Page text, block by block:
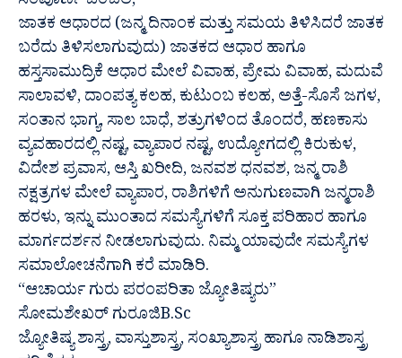
ಜಾತಕ ಆಧಾರದ (ಜನ್ಮ ದಿನಾಂಕ ಮತ್ತು ಸಮಯ ತಿಳಿಸಿದರೆ ಜಾತಕ
ಬರೆದು ತಿಳಿಸಲಾಗುವುದು) ಜಾತಕದ ಆಧಾರ ಹಾಗೂ
ಹಸ್ತಸಾಮುದ್ರಿಕೆ ಆಧಾರ ಮೇಲೆ ವಿವಾಹ, ಪ್ರೇಮ ವಿವಾಹ, ಮದುವೆ
ಸಾಲಾವಳಿ, ದಾಂಪತ್ಯ ಕಲಹ, ಕುಟುಂಬ ಕಲಹ, ಅತ್ತೆ-ಸೊಸೆ ಜಗಳ,
ಸಂತಾನ ಭಾಗ್ಯ, ಸಾಲ ಬಾಧೆ, ಶತ್ರುಗಳಿಂದ ತೊಂದರೆ, ಹಣಕಾಸು
ವ್ಯವಹಾರದಲ್ಲಿ ನಷ್ಟ, ವ್ಯಾಪಾರ ನಷ್ಟ, ಉದ್ಯೋಗದಲ್ಲಿ ಕಿರುಕುಳ,
ವಿದೇಶ ಪ್ರವಾಸ, ಆಸ್ತಿ ಖರೀದಿ, ಜನವಶ ಧನವಶ, ಜನ್ಮ ರಾಶಿ
ನಕ್ಷತ್ರಗಳ ಮೇಲೆ ವ್ಯಾಪಾರ, ರಾಶಿಗಳಿಗೆ ಅನುಗುಣವಾಗಿ ಜನ್ಮರಾಶಿ
ಹರಳು, ಇನ್ನು ಮುಂತಾದ ಸಮಸ್ಯೆಗಳಿಗೆ ಸೂಕ್ತ ಪರಿಹಾರ ಹಾಗೂ
ಮಾರ್ಗದರ್ಶನ ನೀಡಲಾಗುವುದು. ನಿಮ್ಮ ಯಾವುದೇ ಸಮಸ್ಯೆಗಳ
ಸಮಾಲೋಚನೆಗಾಗಿ ಕರೆ ಮಾಡಿರಿ.
“ಆಚಾರ್ಯ ಗುರು ಪರಂಪರಿತಾ ಜ್ಯೋತಿಷ್ಯರು”
ಸೋಮಶೇಖರ್ ಗುರೂಜಿB.Sc
ಜ್ಯೋತಿಷ್ಯ ಶಾಸ್ತ್ರ, ವಾಸ್ತುಶಾಸ್ತ್ರ, ಸಂಖ್ಯಾಶಾಸ್ತ್ರ ಹಾಗೂ ನಾಡಿಶಾಸ್ತ್ರ